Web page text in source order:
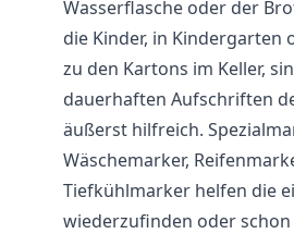
Wasserflasche oder der
die Kinder, in Kindergarten
zu den Kartons im Keller,
dauerhaften Aufschriften
äußerst hilfreich.
Wäschemarker,
Tiefkühlmarker helfen die
wiederzufinden oder